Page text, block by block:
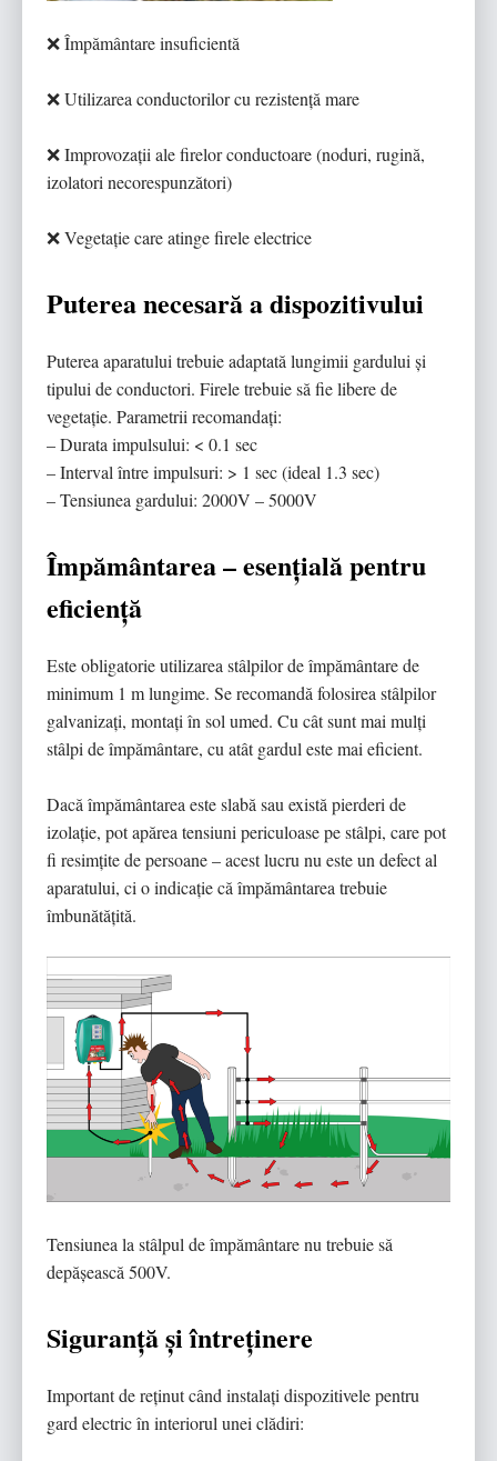
❌ Împământare insuficientă
❌ Utilizarea conductorilor cu rezistență mare
❌ Improvozații ale firelor conductoare (noduri, rugină,
izolatori necorespunzători)
❌ Vegetație care atinge firele electrice
Puterea necesară a dispozitivului
Puterea aparatului trebuie adaptată lungimii gardului și
tipului de conductori. Firele trebuie să fie libere de
vegetație. Parametrii recomandați:
– Durata impulsului: < 0.1 sec
– Interval între impulsuri: > 1 sec (ideal 1.3 sec)
– Tensiunea gardului: 2000V – 5000V
Împământarea – esențială pentru
eficiență
Este obligatorie utilizarea stâlpilor de împământare de
minimum 1 m lungime. Se recomandă folosirea stâlpilor
galvanizați, montați în sol umed. Cu cât sunt mai mulți
stâlpi de împământare, cu atât gardul este mai eficient.
Dacă împământarea este slabă sau există pierderi de
izolație, pot apărea tensiuni periculoase pe stâlpi, care pot
fi resimțite de persoane – acest lucru nu este un defect al
aparatului, ci o indicație că împământarea trebuie
îmbunătățită.
Tensiunea la stâlpul de împământare nu trebuie să
depășească 500V.
Siguranță și întreținere
Important de reținut când instalați dispozitivele pentru
gard electric în interiorul unei clădiri: